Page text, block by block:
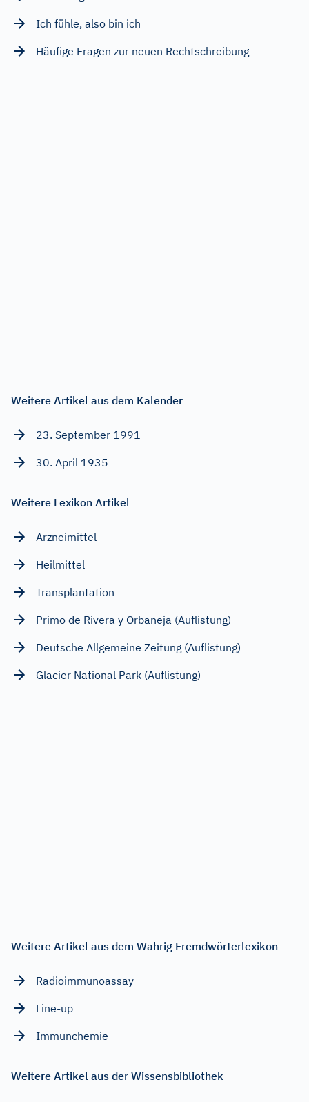
Ich fühle, also bin ich
Häufige Fragen zur neuen Rechtschreibung
Weitere Artikel aus dem Kalender
23. September 1991
30. April 1935
Weitere Lexikon Artikel
Arzneimittel
Heilmittel
Transplantation
Primo de Rivera y Orbaneja (Auflistung)
Deutsche Allgemeine Zeitung (Auflistung)
Glacier National Park (Auflistung)
Weitere Artikel aus dem Wahrig Fremdwörterlexikon
Radioimmunoassay
Line-up
Immunchemie
Weitere Artikel aus der Wissensbibliothek